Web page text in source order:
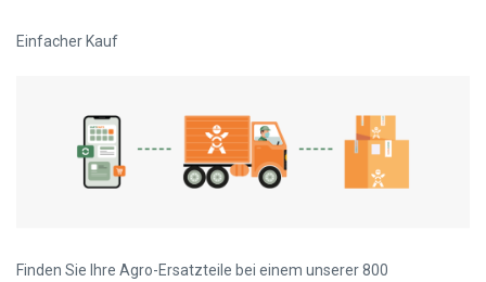
Einfacher Kauf
Finden Sie Ihre Agro-Ersatzteile bei einem unserer 800